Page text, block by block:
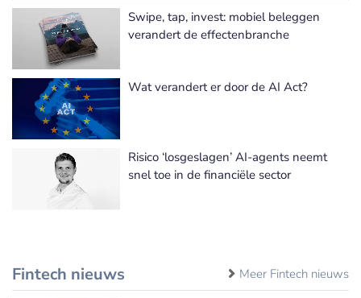
Swipe, tap, invest: mobiel beleggen
verandert de effectenbranche
Wat verandert er door de AI Act?
Risico ‘losgeslagen’ AI-agents neemt
snel toe in de financiële sector
Fintech nieuws Meer Fintech nieuws